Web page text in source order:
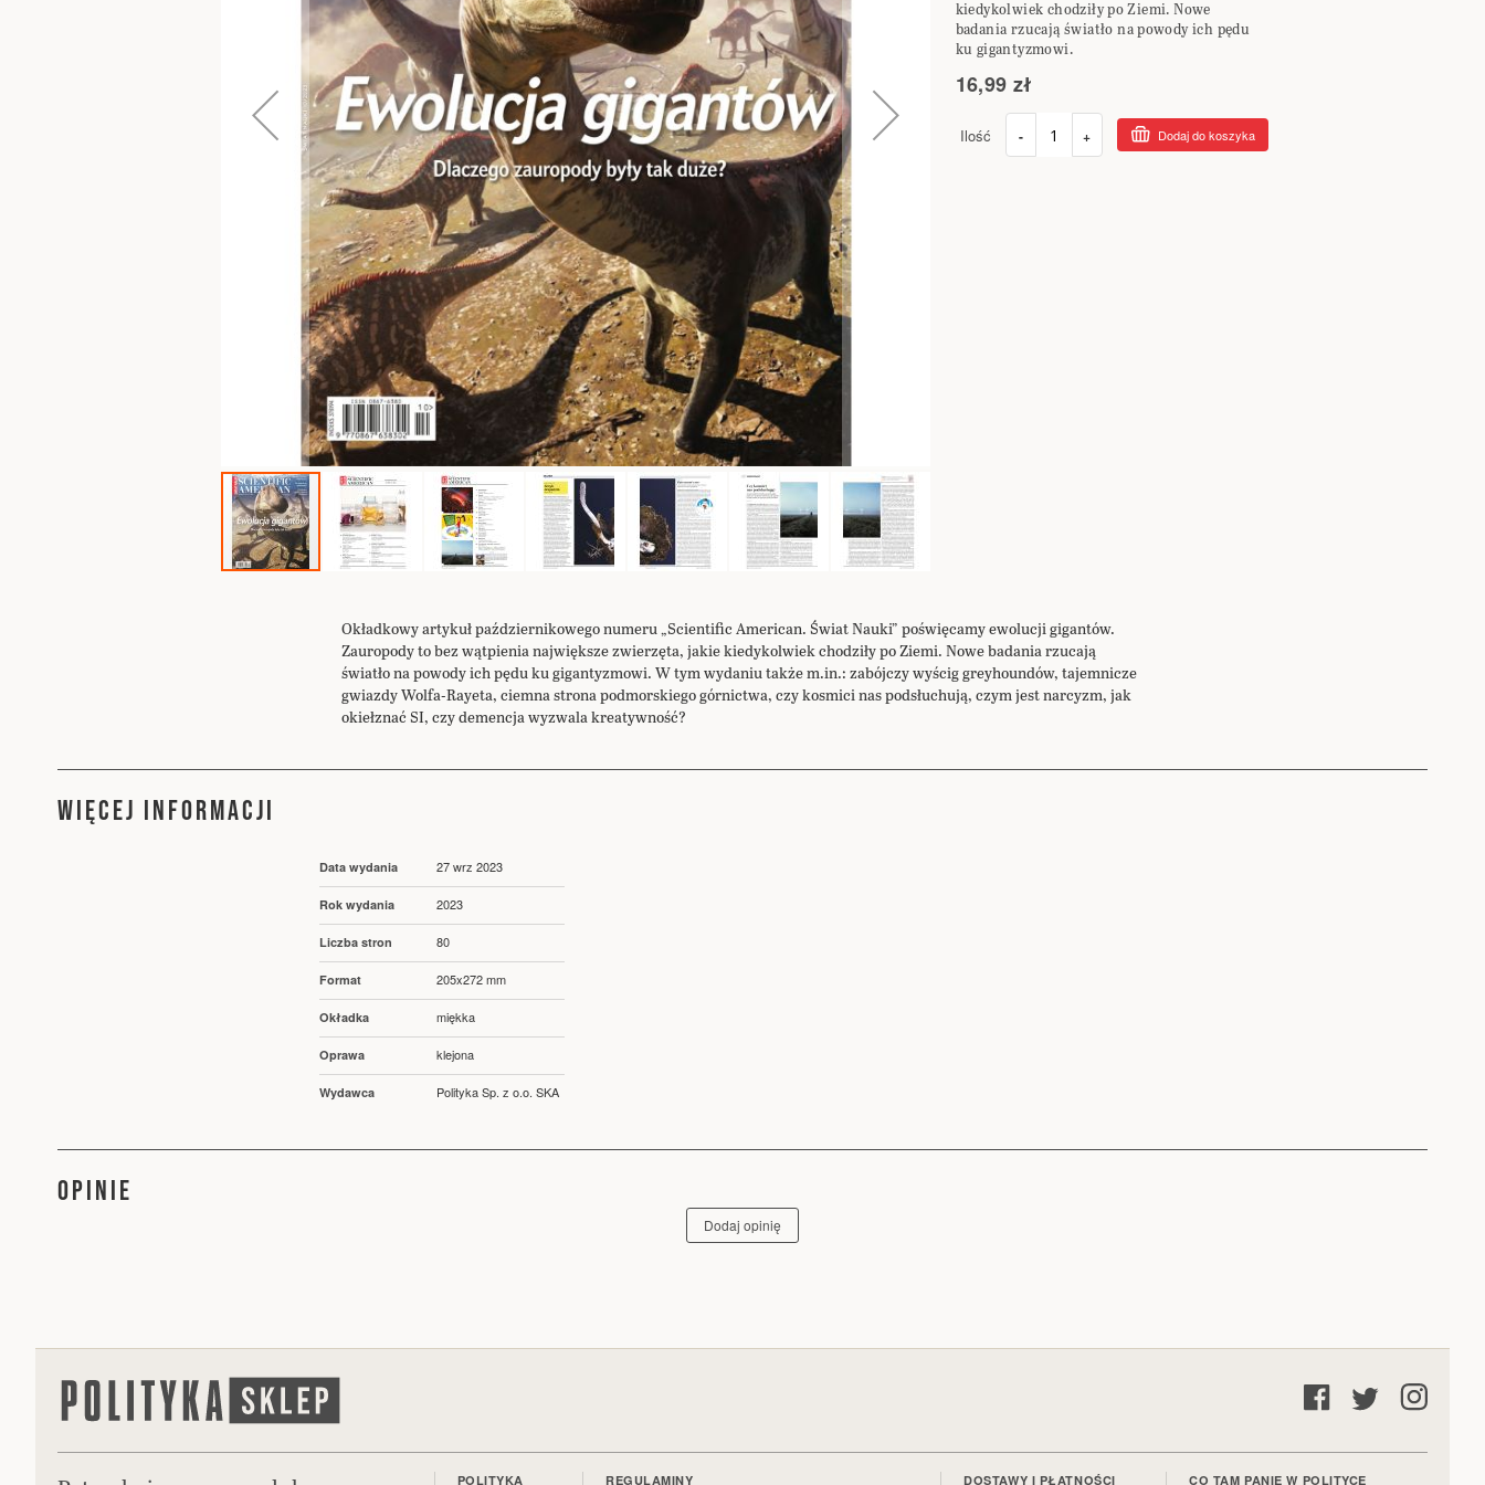
kiedykolwiek chodziły po Ziemi. Nowe
badania rzucają światło na powody ich pędu
ku gigantyzmowi.
16,99 zł
Ilość - + Dodaj do koszyka
Okładkowy artykuł październikowego numeru „Scientific American. Świat Nauki” poświęcamy ewolucji gigantów.
Zauropody to bez wątpienia największe zwierzęta, jakie kiedykolwiek chodziły po Ziemi. Nowe badania rzucają
światło na powody ich pędu ku gigantyzmowi. W tym wydaniu także m.in.: zabójczy wyścig greyhoundów, tajemnicze
gwiazdy Wolfa-Rayeta, ciemna strona podmorskiego górnictwa, czy kosmici nas podsłuchują, czym jest narcyzm, jak
okiełznać SI, czy demencja wyzwala kreatywność?
WIĘCEJ INFORMACJI
Więcej
informacji
Data wydania 27 wrz 2023
Rok wydania 2023
Liczba stron 80
Format 205x272 mm
Okładka miękka
Oprawa klejona
Wydawca Polityka Sp. z o.o. SKA
OPINIE
Dodaj opinię
POLITYKA REGULAMINY DOSTAWY I PŁATNOŚCI CO TAM PANIE W POLITYCE